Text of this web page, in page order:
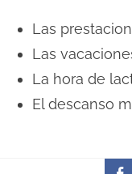
Las
Las
La hora de
El descanso